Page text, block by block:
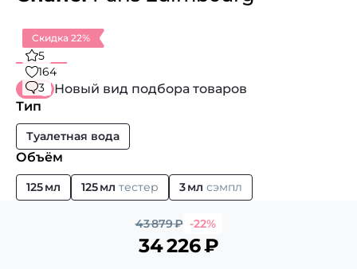
Скидка 22%
5
164
3
Новый вид подбора товаров
Тип
Туалетная вода
Объём
125 мл 125 мл тестер 3 мл сэмпл
43 879₽ -22%
34 226₽